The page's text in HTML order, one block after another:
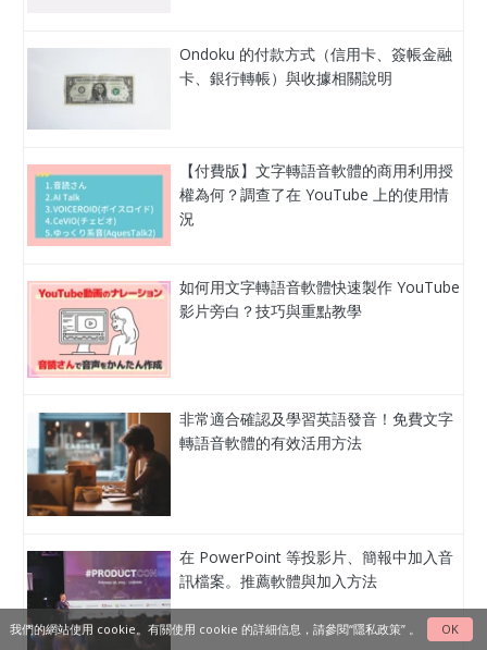
Ondoku 的付款方式（信用卡、簽帳金融
卡、銀行轉帳）與收據相關說明
【付費版】文字轉語音軟體的商用利用授
權為何？調查了在 YouTube 上的使用情
況
如何用文字轉語音軟體快速製作 YouTube
影片旁白？技巧與重點教學
非常適合確認及學習英語發音！免費文字
轉語音軟體的有效活用方法
在 PowerPoint 等投影片、簡報中加入音
訊檔案。推薦軟體與加入方法
我們的網站使用 cookie。有關使用 cookie 的詳細信息，請參閱“隱私政策”。 OK